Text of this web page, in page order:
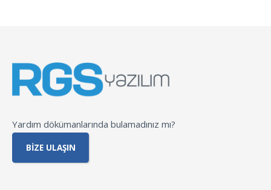
Yardım dökümanlarında bulamadınız mı?
BIZE ULAŞIN